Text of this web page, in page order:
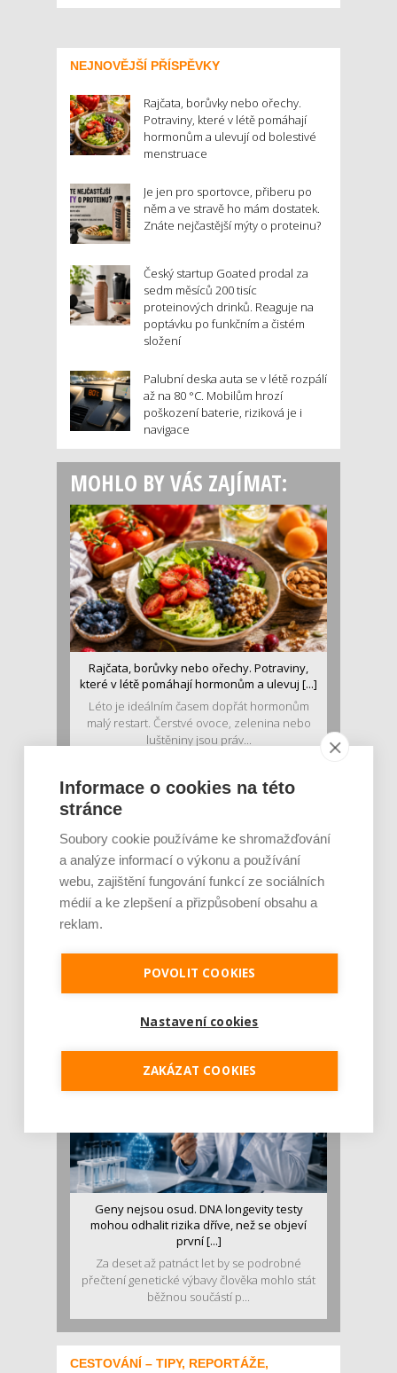
NEJNOVĚJŠÍ PŘÍSPĚVKY
Rajčata, borůvky nebo ořechy.
Potraviny, které v létě pomáhají
hormonům a ulevují od bolestivé
menstruace
Je jen pro sportovce, přiberu po
něm a ve stravě ho mám dostatek.
Znáte nejčastější mýty o proteinu?
Český startup Goated prodal za
sedm měsíců 200 tisíc
proteinových drinků. Reaguje na
poptávku po funkčním a čistém
složení
Palubní deska auta se v létě rozpálí
až na 80 °C. Mobilům hrozí
poškození baterie, riziková je i
navigace
MOHLO BY VÁS ZAJÍMAT:
Rajčata, borůvky nebo ořechy. Potraviny,
které v létě pomáhají hormonům a ulevuj [...]
Léto je ideálním časem dopřát hormonům
malý restart. Čerstvé ovoce, zelenina nebo
luštěniny jsou práv...
stravě ho mám dostatek. Znáte nejčastějš [...]
Pojem protein již nějakou dobu rezonuje
v oblasti zdraví, výživy i dlouhověkosti. Přesto
Geny nejsou osud. DNA longevity testy
mohou odhalit rizika dříve, než se objeví
první [...]
Za deset až patnáct let by se podrobné
přečtení genetické výbavy člověka mohlo stát
běžnou součástí p...
CESTOVÁNÍ – TIPY, REPORTÁŽE,
Informace o cookies na této
stránce
Soubory cookie používáme ke shromažďování
a analýze informací o výkonu a používání
webu, zajištění fungování funkcí ze sociálních
médií a ke zlepšení a přizpůsobení obsahu a
reklam.
POVOLIT COOKIES
Nastavení cookies
ZAKÁZAT COOKIES